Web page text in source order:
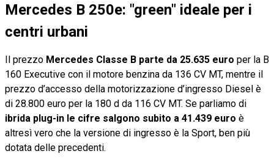
Mercedes B 250e: "green" ideale per i
centri urbani
Il prezzo Mercedes Classe B parte da 25.635 euro per la B
160 Executive con il motore benzina da 136 CV MT, mentre il
prezzo d’accesso della motorizzazione d’ingresso Diesel è
di 28.800 euro per la 180 d da 116 CV MT. Se parliamo di
ibrida plug-in le cifre salgono subito a 41.439 euro è
altresì vero che la versione di ingresso è la Sport, ben più
dotata delle precedenti.